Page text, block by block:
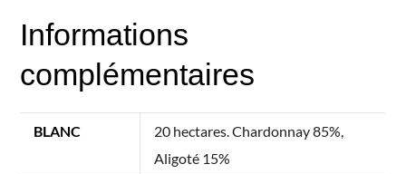
Informations
complémentaires
BLANC
20 hectares. Chardonnay 85%,
Aligoté 15%